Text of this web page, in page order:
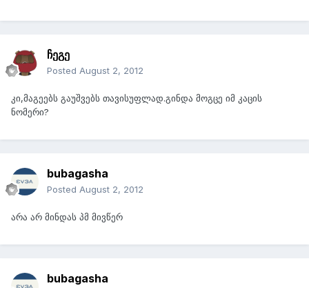
ჩეგე
Posted August 2, 2012
კი,მაგეებს გაუშვებს თავისუფლად.გინდა მოგცე იმ კაცის
ნომერი?
bubagasha
Posted August 2, 2012
არა არ მინდას პმ მივწერ
bubagasha